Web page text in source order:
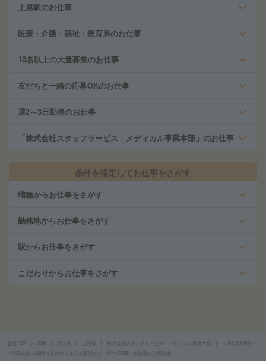
上尾駅のお仕事
医療・介護・福祉・教育系のお仕事
10名以上の大量募集のお仕事
友だちと一緒の応募OKのお仕事
週2～3日勤務のお仕事
「株式会社スタッフサービス メディカル事業本部」のお仕事
条件を指定してお仕事をさがす
職種からお仕事をさがす
勤務地からお仕事をさがす
駅からお仕事をさがす
こだわりからお仕事をさがす
派遣TOP 埼玉県 株式会社スタッフサービス メディカル事業本部
≪時給1300円～
＊平日のみ≫病院で受付やカルテの整理など（111447092）の派遣の仕事詳細